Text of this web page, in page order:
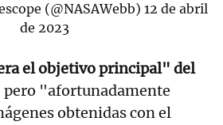
(@NASAWebb) 12 de abril
de 2023
el objetivo principal" del
pero "afortunadamente
obtenidas con el